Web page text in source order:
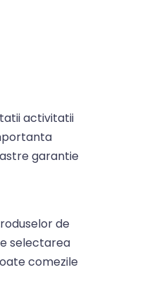
activitatii
garantie
de
selectarea
comezile